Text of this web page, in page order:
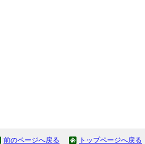
前のページへ戻る トップページへ戻る